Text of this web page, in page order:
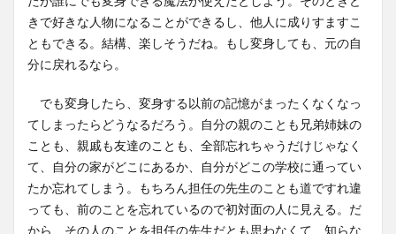
きで好きな人物になることができるし、他人に成りすますこ
ともできる。結構、楽しそうだね。もし変身しても、元の自
分に戻れるなら。
でも変身したら、変身する以前の記憶がまったくなくなっ
てしまったらどうなるだろう。自分の親のことも兄弟姉妹の
ことも、親戚も友達のことも、全部忘れちゃうだけじゃなく
て、自分の家がどこにあるか、自分がどこの学校に通ってい
たか忘れてしまう。もちろん担任の先生のことも道ですれ違
っても、前のことを忘れているので初対面の人に見える。だ
から、その人のことを担任の先生だとも思わなくて、知らな